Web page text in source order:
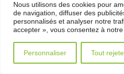
Nous utilisons des cookies pour
de navigation, diffuser des
personnalisés et analyser notre
accepter », vous consentez à
Personnaliser Tout